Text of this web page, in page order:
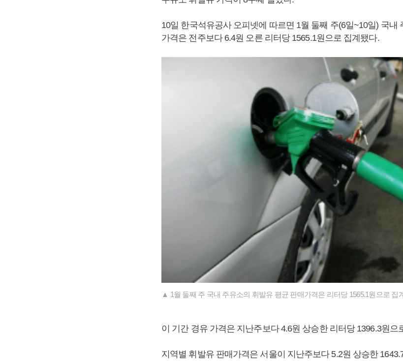
10일 한국석유공사 오피넷에 따르면 1월 둘째 주(6일~10일) 국내
가격은 전주보다 6.4원 오른 리터당 1565.1원으로 집계됐다.
▲ 1월 둘째 주 국내 주유소의 휘발유 평균 판매가격은 리터당 1565.1원으로 집
이 기간 경유 가격은 지난주보다 4.6원 상승한 리터당 1396.3원으
지역별 휘발유 판매가격은 서울이 지난주보다 5.2원 상승한